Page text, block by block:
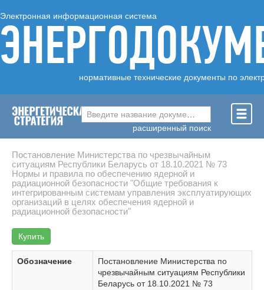
Электронная информационная система
нормативные технические документы по
Введите название документа ...
расширенный поиск
Постановление Министерства по чрезвычайным
ситуациям Республики Беларусь от 18.10.2021 № 73
Нормы и правила по обеспечению ядерной и
радиационной безопасности "Общие требования к
интегрированным системам управления эксплуатирующих
организаций в целях обеспечения ядерной и
радиационной безопасности"
Купить
Обозначение
Постановление Министерства по
чрезвычайным ситуациям Республики
Беларусь от 18.10.2021 № 73